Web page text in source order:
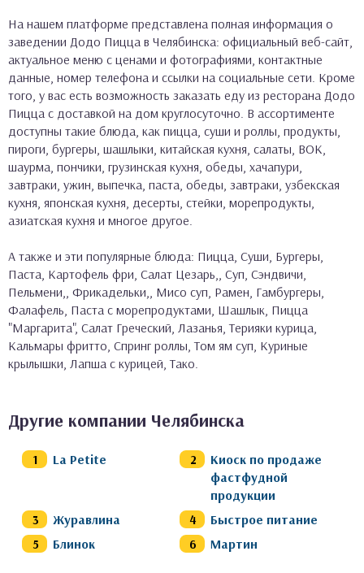
На нашем платформе представлена полная информация о
заведении Додо Пицца в Челябинска: официальный веб-сайт,
актуальное меню с ценами и фотографиями, контактные
данные, номер телефона и ссылки на социальные сети. Кроме
того, у вас есть возможность заказать еду из ресторана Додо
Пицца с доставкой на дом круглосуточно. В ассортименте
доступны такие блюда, как пицца, суши и роллы, продукты,
пироги, бургеры, шашлыки, китайская кухня, салаты, ВОК,
шаурма, пончики, грузинская кухня, обеды, хачапури,
завтраки, ужин, выпечка, паста, обеды, завтраки, узбекская
кухня, японская кухня, десерты, стейки, морепродукты,
азиатская кухня и многое другое.
А также и эти популярные блюда: Пицца, Суши, Бургеры,
Паста, Картофель фри, Салат Цезарь,, Суп, Сэндвичи,
Пельмени,, Фрикадельки,, Мисо суп, Рамен, Гамбургеры,
Фалафель, Паста с морепродуктами, Шашлык, Пицца
"Маргарита", Салат Греческий, Лазанья, Терияки курица,
Кальмары фритто, Спринг роллы, Том ям суп, Куриные
крылышки, Лапша с курицей, Тако.
Другие компании Челябинска
La Petite
Киоск по продаже
фастфудной
продукции
Журавлина
Быстрое питание
Блинок
Мартин